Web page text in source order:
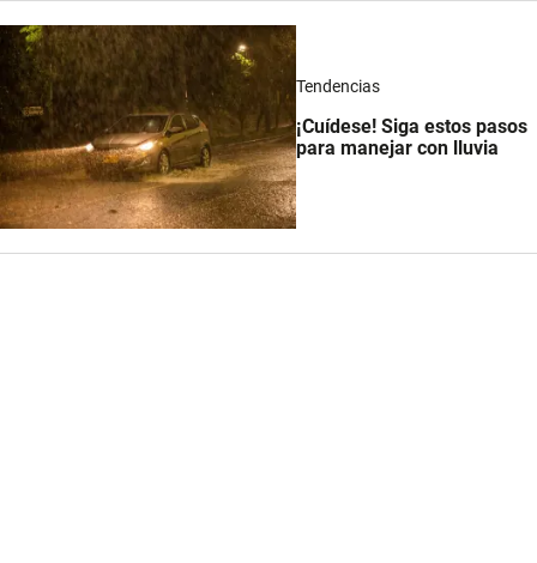
Tendencias
¡Cuídese! Siga estos pasos
para manejar con lluvia